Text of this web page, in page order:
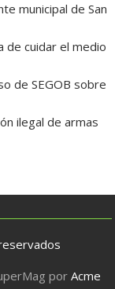
municipal de San
de cuidar el medio
de SEGOB sobre
ilegal de armas
porAcme